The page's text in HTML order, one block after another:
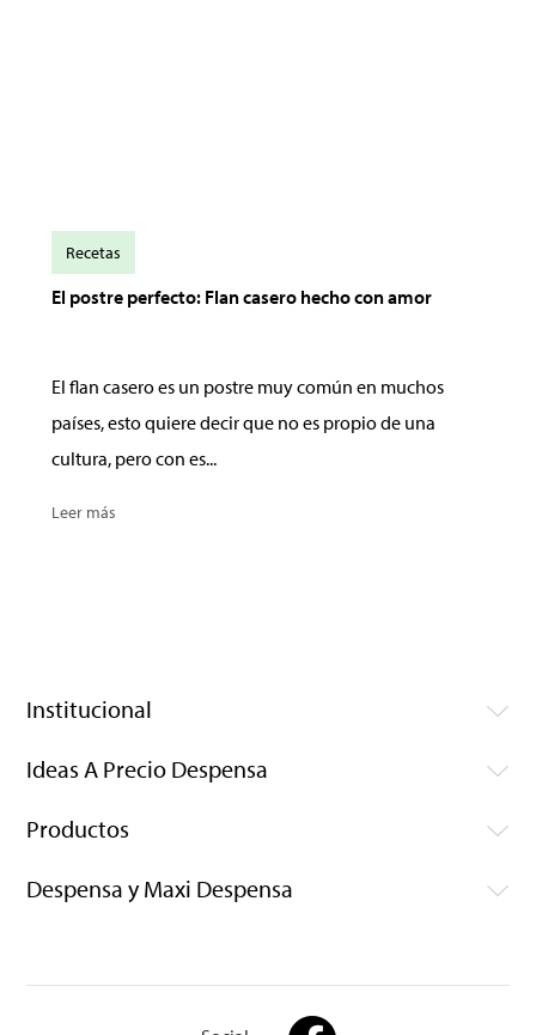
El postre perfecto: Flan casero hecho con amor
El flan casero es un postre muy común en muchos
países, esto quiere decir que no es propio de una
cultura, pero con es...
Leer más
Recetas
Institucional
Ideas A Precio Despensa
Productos
Despensa y Maxi Despensa